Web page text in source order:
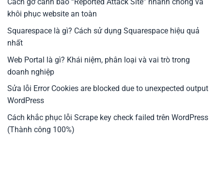
Cách gỡ cảnh báo “Reported Attack Site” nhanh chóng và
khôi phục website an toàn
Squarespace là gì? Cách sử dụng Squarespace hiệu quả
nhất
Web Portal là gì? Khái niệm, phân loại và vai trò trong
doanh nghiệp
Sửa lỗi Error Cookies are blocked due to unexpected output
WordPress
Cách khắc phục lỗi Scrape key check failed trên WordPress
(Thành công 100%)